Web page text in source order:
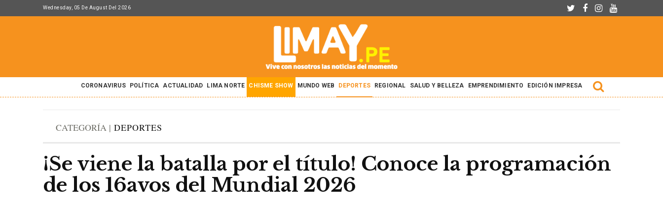
Wednesday, 05 De August Del 2026
CORONAVIRUS POLÍTICA ACTUALIDAD LIMA NORTE CHISME SHOW MUNDO WEB DEPORTES REGIONAL SALUD Y BELLEZA EMPRENDIMIENTO EDICIÓN IMPRESA
CATEGORÍA | DEPORTES
¡Se viene la batalla por el título! Conoce la programación
de los 16avos del Mundial 2026